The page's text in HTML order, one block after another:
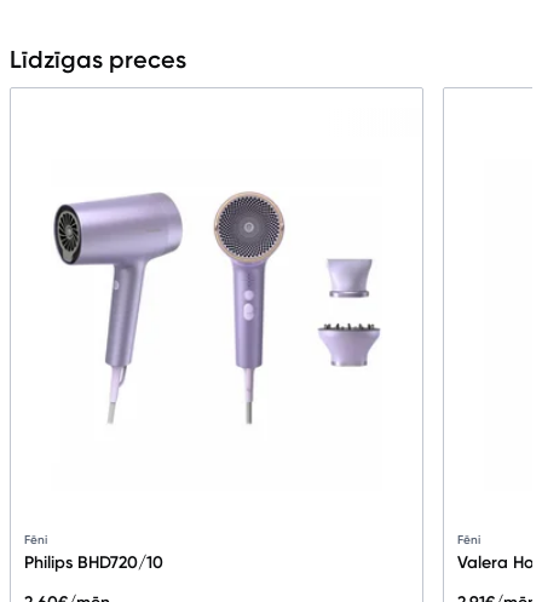
Līdzīgas preces
Fēni
Philips BHD720/10
Fēni
Valera